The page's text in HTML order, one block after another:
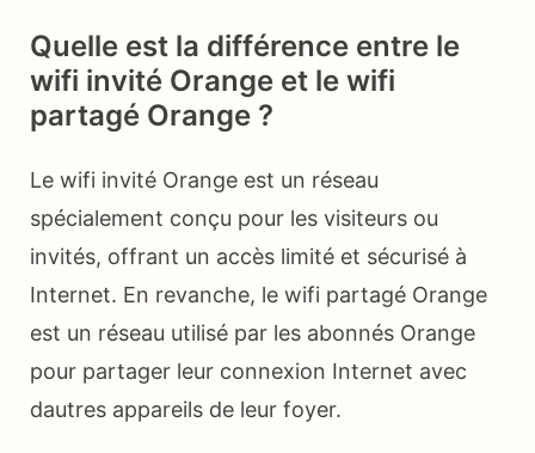
Quelle est la différence entre le
wifi invité Orange et le wifi
partagé Orange ?
Le wifi invité Orange est un réseau
spécialement conçu pour les visiteurs ou
invités, offrant un accès limité et sécurisé à
Internet. En revanche, le wifi partagé Orange
est un réseau utilisé par les abonnés Orange
pour partager leur connexion Internet avec
dautres appareils de leur foyer.